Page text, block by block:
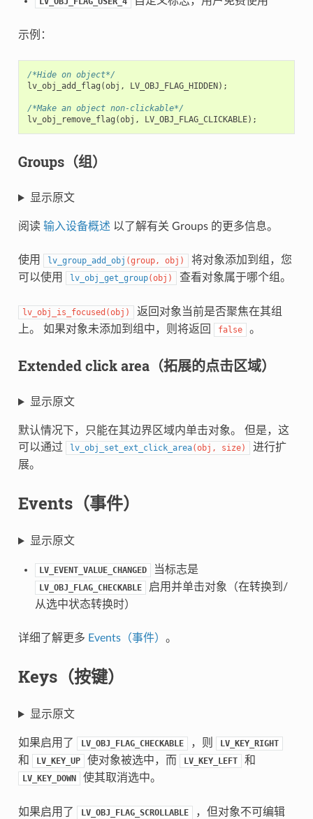
示例：
/*Hide on object*/
lv_obj_add_flag (obj , LV_OBJ_FLAG_HIDDEN );
/*Make an object non-clickable*/
lv_obj_remove_flag (obj , LV_OBJ_FLAG_CLICKABLE);
Groups（组）
显示原文
阅读 输入设备概述 以了解有关 Groups 的更多信息。
使用 lv_group_add_obj (group, obj )
将对象添加到组，您
可以使用
lv_obj_get_group(obj ) 查看对象属于哪个组。
lv_obj_is_focused (obj )
返回对象当前是否聚焦在其组
上。 如果对象未添加到组中，则将返回
false 。
Extended click area（拓展的点击区域）
显示原文
默认情况下，只能在其边界区域内单击对象。 但是，这
可以通过
lv_obj_set_ext_click_area(obj , size)
进行扩
展。
Events（事件）
显示原文
LV_EVENT_VALUE_CHANGED 当标志是
LV_OBJ_FLAG_CHECKABLE
启用并单击对象（在转换到/
从选中状态转换时）
详细了解更多 Events（事件） 。
Keys（按键）
显示原文
如果启用了 LV_OBJ_FLAG_CHECKABLE ，则 LV_KEY_RIGHT
和 LV_KEY_UP 使对象被选中，而 LV_KEY_LEFT 和
LV_KEY_DOWN 使其取消选中。
如果启用了 LV_OBJ_FLAG_SCROLLABLE
，但对象不可编辑